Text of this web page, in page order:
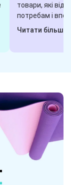
товари, які
потребам і
завжди готові
Читати більше